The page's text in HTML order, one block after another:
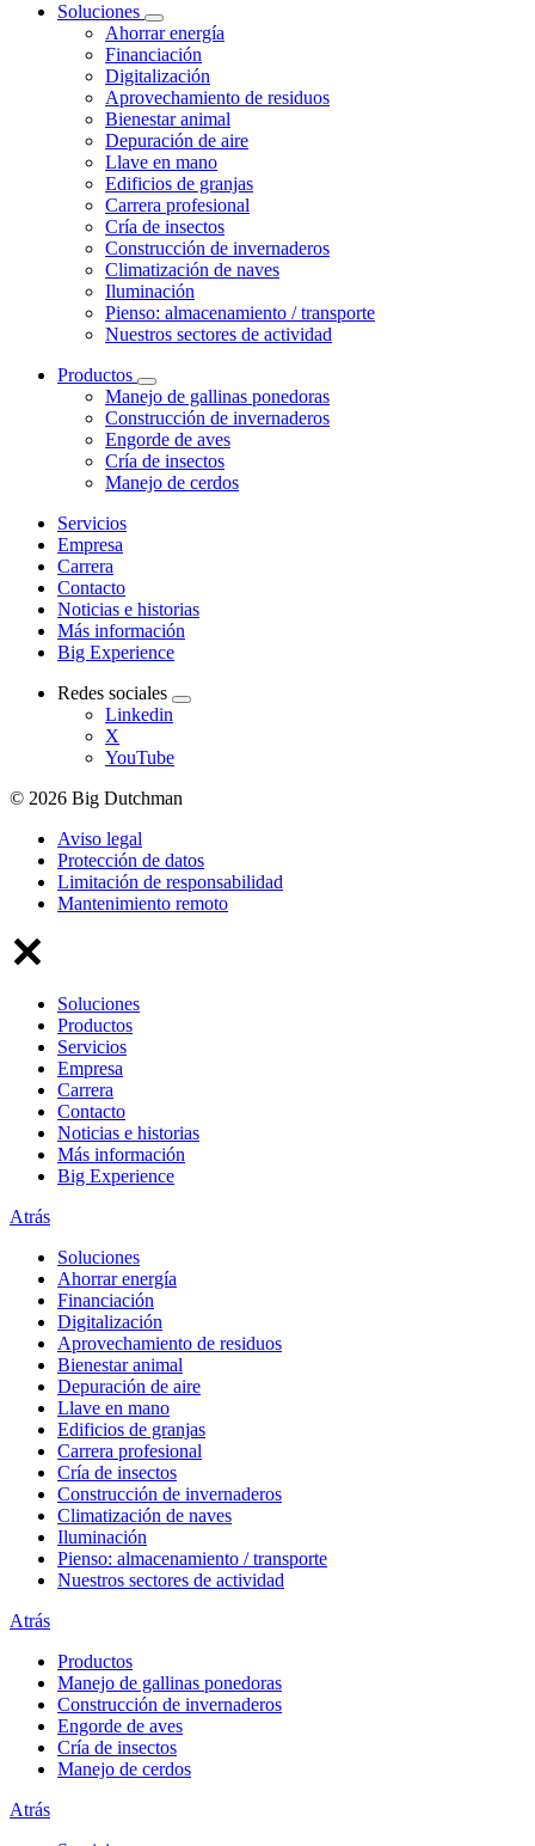
Soluciones
Ahorrar energía
Financiación
Digitalización
Aprovechamiento de residuos
Bienestar animal
Depuración de aire
Llave en mano
Edificios de granjas
Carrera profesional
Cría de insectos
Construcción de invernaderos
Climatización de naves
Iluminación
Pienso: almacenamiento / transporte
Nuestros sectores de actividad
Productos
Manejo de gallinas ponedoras
Construcción de invernaderos
Engorde de aves
Cría de insectos
Manejo de cerdos
Servicios
Empresa
Carrera
Contacto
Noticias e historias
Más información
Big Experience
Redes sociales
Linkedin
X
YouTube
© 2026 Big Dutchman
Aviso legal
Protección de datos
Limitación de responsabilidad
Mantenimiento remoto
Soluciones
Productos
Servicios
Empresa
Carrera
Contacto
Noticias e historias
Más información
Big Experience
Atrás
Soluciones
Ahorrar energía
Financiación
Digitalización
Aprovechamiento de residuos
Bienestar animal
Depuración de aire
Llave en mano
Edificios de granjas
Carrera profesional
Cría de insectos
Construcción de invernaderos
Climatización de naves
Iluminación
Pienso: almacenamiento / transporte
Nuestros sectores de actividad
Atrás
Productos
Manejo de gallinas ponedoras
Construcción de invernaderos
Engorde de aves
Cría de insectos
Manejo de cerdos
Atrás